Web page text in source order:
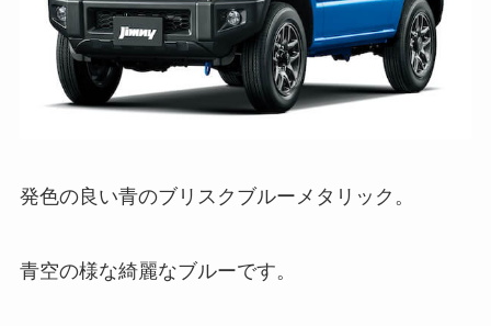
発色の良い青のブリスクブルーメタリック。
青空の様な綺麗なブルーです。